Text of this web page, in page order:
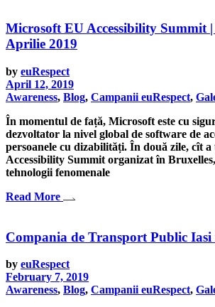
Microsoft EU Accessibility Summit |
Aprilie 2019
by euRespect
April 12, 2019
Awareness, Blog, Campanii euRespect,
În momentul de față, Microsoft este cu
dezvoltator la nivel global de software de
persoanele cu dizabilități. În două zile, cît
Accessibility Summit organizat în
tehnologii fenomenale
Read More
Compania de Transport Public
by euRespect
February 7, 2019
Awareness, Blog, Campanii euRespect,